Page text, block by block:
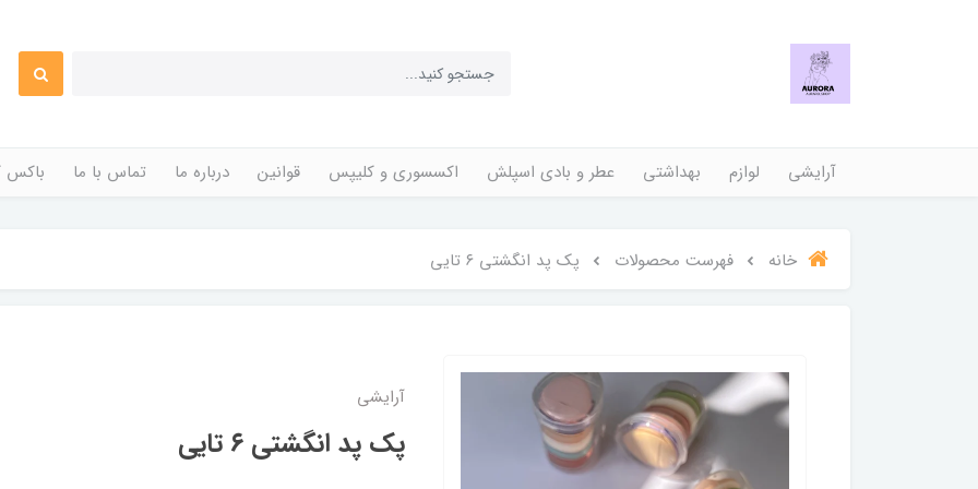
آرایشی لوازم بهداشتی عطر و بادی اسپلش اکسسوری و کلیپس قوانین درباره ما تماس با ما باکس
خانه فهرست محصولات پک پد انگشتی ۶ تایی
آرایشی
پک پد انگشتی ۶ تایی